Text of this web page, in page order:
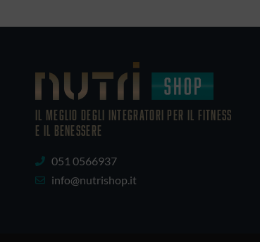
IL MEGLIO DEGLI Integratori PER IL FITNESS
E IL BENESSERE
051 0566937
info@nutrishop.it